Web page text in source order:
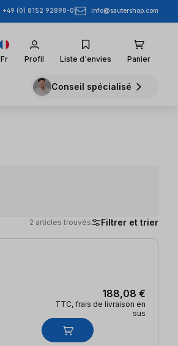
+49 (0) 8152 92898-0 info@sautershop.com
Fr Profil Liste d'envies Panier
Conseil spécialisé
2 articles trouvés Filtrer et trier
188,08 €
TTC, frais de livraison en
sus